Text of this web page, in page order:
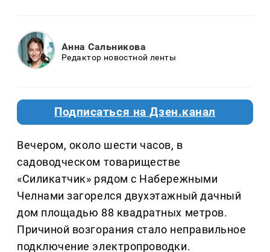
Анна Сальникова
Редактор новостной ленты
Подписаться на Дзен.канал
Вечером, около шести часов, в
садоводческом товариществе
«Силикатчик» рядом с Набережными
Челнами загорелся двухэтажный дачный
дом площадью 88 квадратных метров.
Причиной возгорания стало неправильное
подключение электропроводки.